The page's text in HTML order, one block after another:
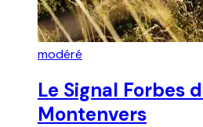
modéré
Le Signal Forbes
Montenvers